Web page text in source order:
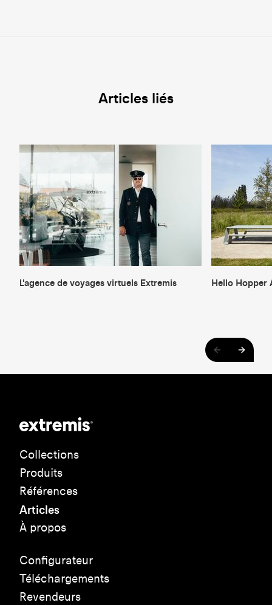
Articles liés
L'agence de voyages virtuels Extremis Hello Hopper
Collections
Produits
Références
Articles
À propos
Configurateur
Téléchargements
Revendeurs